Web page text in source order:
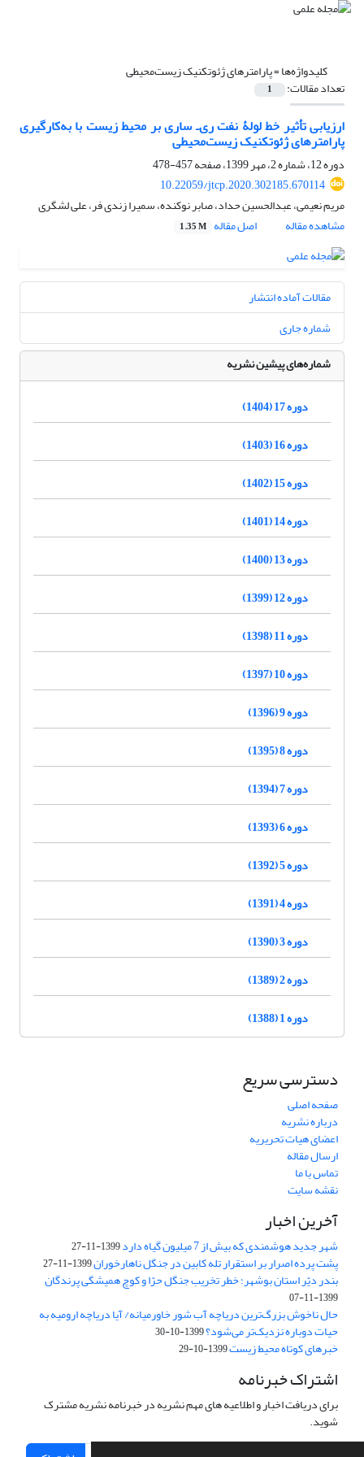
کلیدواژه‌ها =پارامترهای ژئوتکنیک زیست‌محیطی
تعداد مقالات: 1
ارزیابی تأثیر خط لولۀ نفت ری‌ـ ساری بر محیط زیست با به‌کارگیری
پارامترهای ژئوتکنیک زیست‌محیطی
دوره 12، شماره 2، مهر 1399، صفحه
457-478
10.22059/jtcp.2020.302185.670114
مریم نعیمی، عبدالحسین حداد، صابر نوکنده، سمیرا زندی فر، علی لشگری
مشاهده مقاله
اصل مقاله 1.35 M
مقالات آماده انتشار
شماره جاری
شماره‌های پیشین نشریه
دوره 17 (1404)
دوره 16 (1403)
دوره 15 (1402)
دوره 14 (1401)
دوره 13 (1400)
دوره 12 (1399)
دوره 11 (1398)
دوره 10 (1397)
دوره 9 (1396)
دوره 8 (1395)
دوره 7 (1394)
دوره 6 (1393)
دوره 5 (1392)
دوره 4 (1391)
دوره 3 (1390)
دوره 2 (1389)
دوره 1 (1388)
دسترسی سریع
صفحه اصلی
درباره نشریه
اعضای هیات تحریریه
ارسال مقاله
تماس با ما
نقشه سایت
آخرین اخبار
شهر جدید هوشمندی که بیش از 7 میلیون گیاه دارد 1399-11-27
پشت پرده اصرار بر استقرار تله کابین در جنگل ناهارخوران1399-11-27
بندر دیّر استان بوشهر؛ خطر تخریب جنگل‌ حرّا و کوچ همیشگی پرندگان
1399-11-07
حال ناخوش بزرگ‌ترین دریاچه آب شور ‌خاور‌میانه/‌ آیا دریاچه ارومیه به
حیات دوباره نزدیک‌تر می‌شود؟1399-10-30
خبرهای کوتاه محیط زیست1399-10-29
اشتراک خبرنامه
برای دریافت اخبار و اطلاعیه های مهم نشریه در خبرنامه نشریه مشترک
شوید.